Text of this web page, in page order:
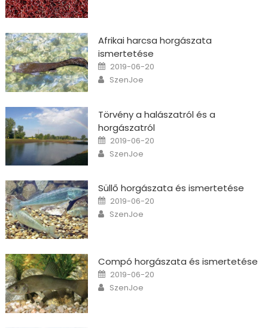
Afrikai harcsa horgászata
ismertetése
Posted on
2019-06-20
Author
SzenJoe
Törvény a halászatról és a
horgászatról
Posted on
2019-06-20
Author
SzenJoe
Süllő horgászata és ismertetése
Posted on
2019-06-20
Author
SzenJoe
Compó horgászata és ismertetése
Posted on
2019-06-20
Author
SzenJoe